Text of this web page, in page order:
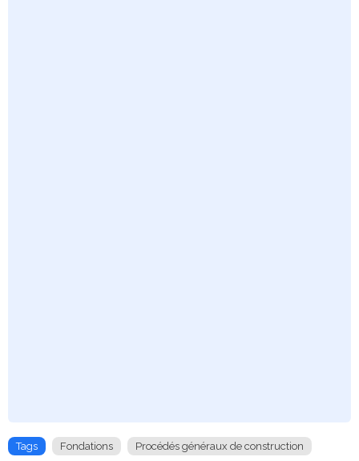
Tags Fondations Procédés généraux de construction